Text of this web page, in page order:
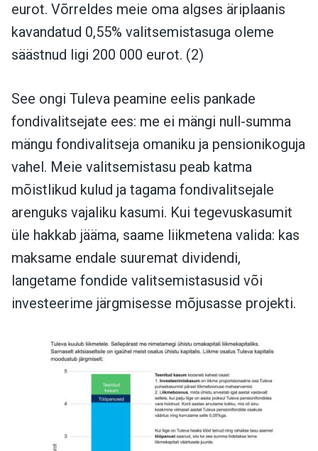
eurot. Võrreldes meie oma algses äriplaanis
kavandatud 0,55% valitsemistasuga oleme
säästnud ligi 200 000 eurot. (2)
See ongi Tuleva peamine eelis pankade
fondivalitsejate ees: me ei mängi null-summa
mängu fondivalitseja omaniku ja pensionikoguja
vahel. Meie valitsemistasu peab katma
mõistlikud kulud ja tagama fondivalitsejale
arenguks vajaliku kasumi. Kui tegevuskasumit
üle hakkab jääma, saame liikmetena valida: kas
maksame endale suuremat dividendi,
langetame fondide valitsemistasusid või
investeerime järgmisesse mõjusasse projekti.